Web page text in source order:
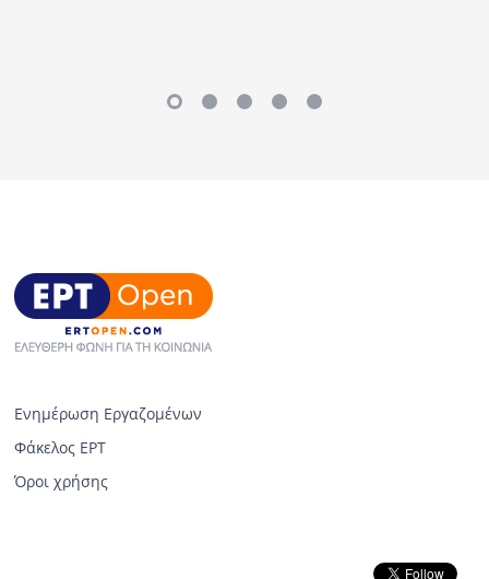
Ενημέρωση Εργαζομένων
Φάκελος ΕΡΤ
Όροι χρήσης